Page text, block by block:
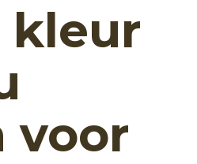
kleur
voor